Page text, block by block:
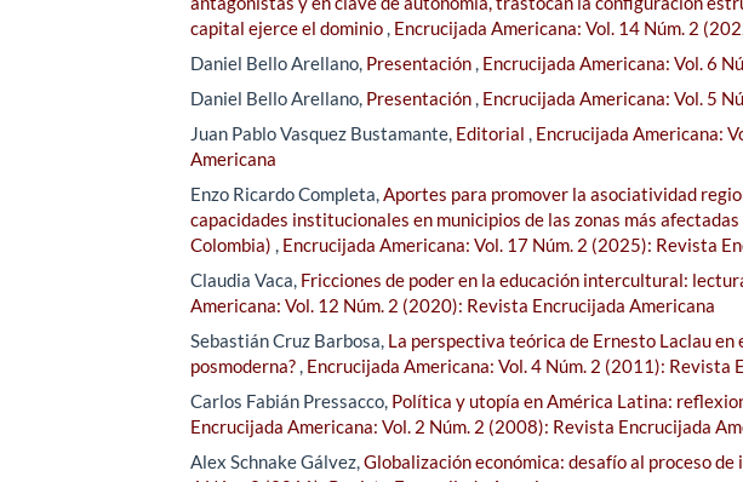
capital ejerce el dominio, Encrucijada Americana: Vol. 14 Núm. 2
Daniel Bello Arellano, Presentación, Encrucijada Americana: Vol. 6
Daniel Bello Arellano, Presentación, Encrucijada Americana: Vol. 5
Juan Pablo Vasquez Bustamante, Editorial , Encrucijada Americana:
Americana
Enzo Ricardo Completa,Aportes para promover la asociatividad
capacidades institucionales en municipios de las zonas más
Colombia) , Encrucijada Americana: Vol. 17 Núm. 2 (2025): Revista
Claudia Vaca, Fricciones de poder en la educación intercultural:
Americana: Vol. 12 Núm. 2 (2020): Revista Encrucijada Americana
Sebastián Cruz Barbosa, La perspectiva teórica de Ernesto Laclau
posmoderna?, Encrucijada Americana: Vol. 4 Núm. 2 (2011): Revista
Carlos Fabián Pressacco, Política y utopía en América Latina:
Encrucijada Americana: Vol. 2 Núm. 2 (2008): Revista Encrucijada
Alex Schnake Gálvez,Globalización económica: desafío al proceso